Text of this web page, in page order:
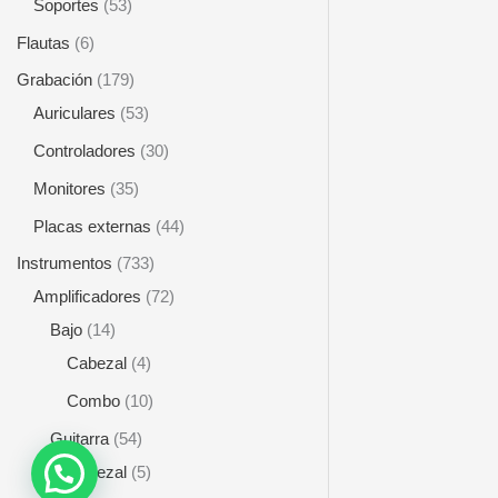
Soportes
53
Flautas 6
Grabación 179
Auriculares
53
Controladores 30
Monitores 35
Placas externas 44
Instrumentos 733
Amplificadores 72
Bajo 14
Cabezal
4
Combo 10
Guitarra 54
Cabezal 5